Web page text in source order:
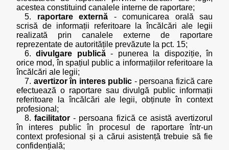
acestea constituind canalele interne de raportare;
5. raportare externă - comunicarea orală sau
scrisă de informații referitoare la încălcări ale legii
realizată prin canalele externe de raportare
reprezentate de autoritățile prevăzute la pct. 15;
6.divulgare publică- punerea la dispoziție, în
orice mod, în spațiul public a informațiilor referitoare la
încălcări ale legii;
7. avertizor în interes public - persoana fizică care
efectuează o raportare sau divulgă public informații
referitoare la încălcări ale legii, obținute în context
profesional;
8.facilitator - persoana fizică ce asistă avertizorul
în interes public în procesul de raportare într-un
context profesional și a cărui asistență trebuie să fie
confidențială;